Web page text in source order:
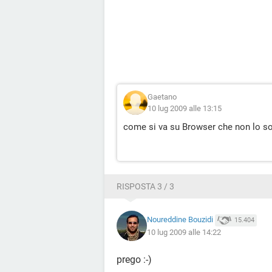
Gaetano
10 lug 2009 alle 13:15
come si va su Browser che non lo
RISPOSTA 3 / 3
Noureddine Bouzidi 15.404
10 lug 2009 alle 14:22
prego :-)